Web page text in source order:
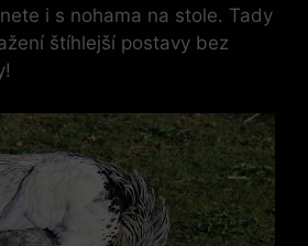
i s nohama na stole. Tady
štíhlejší postavy bez